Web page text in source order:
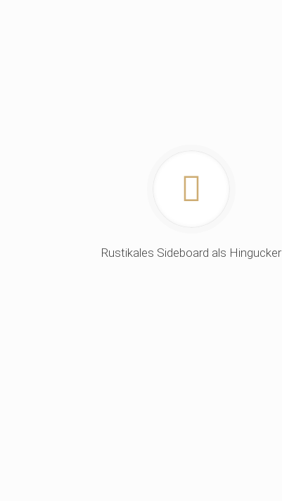
Rustikales Sideboard als Hingucker